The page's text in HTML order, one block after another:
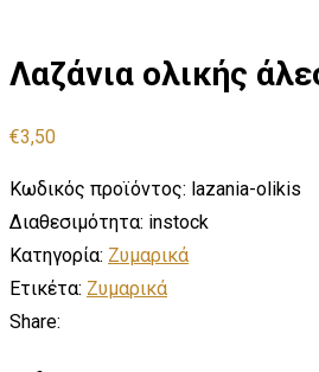
Λαζάνια ολικής
€3,50
Κωδικός προϊόντος: lazania-olikis
Διαθεσιμότητα: instock
Κατηγορία: Ζυμαρικά
Ετικέτα: Ζυμαρικά
Share: